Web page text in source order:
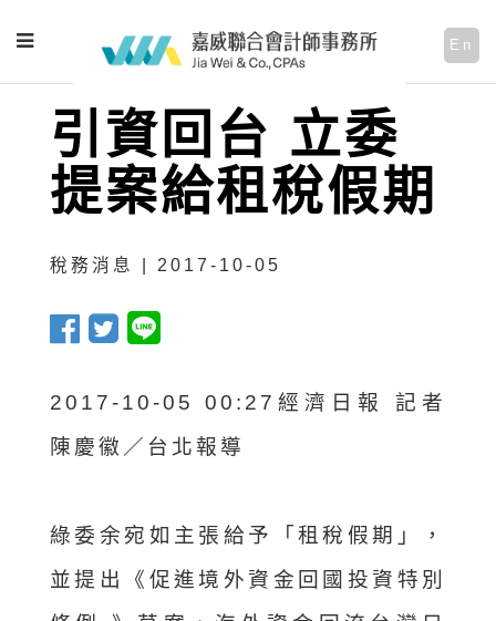
En
引資回台 立委
提案給租稅假期
稅務消息 | 2017-10-05
2017-10-05 00:27經濟日報 記者
陳慶徽／台北報導
綠委余宛如主張給予「租稅假期」，
並提出《促進境外資金回國投資特別